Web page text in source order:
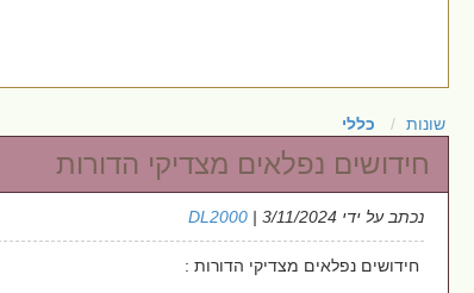
שונות כללי
חידושים נפלאים מצדיקי הדורות
נכתב על ידי DL2000 | 3/11/2024
חידושים נפלאים מצדיקי הדורות :